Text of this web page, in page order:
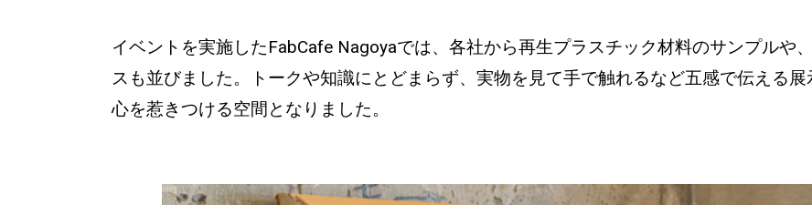
イベントを実施したFabCafe Nagoyaでは、各社から再生プラスチック材料のサンプルや
スも並びました。トークや知識にとどまらず、実物を見て手で触れるなど五感で伝える
心を惹きつける空間となりました。